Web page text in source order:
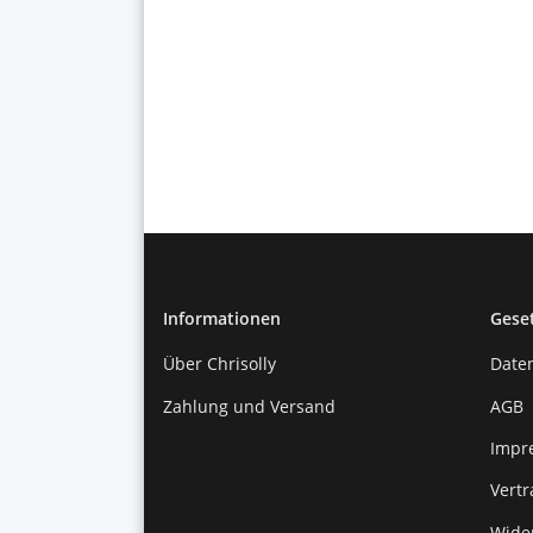
Informationen
Über Chrisolly
Zahlung und Versand
AGB